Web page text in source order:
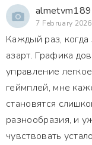
almetvm189
7 February
Каждый раз, когда
азарт. Графика
управление
геймплей, мне
становятся
разнообразия, и
чувствовать